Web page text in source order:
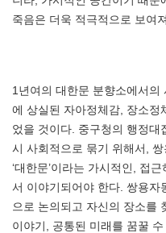
죽음은 더욱 적극적으로 보여
1년여의 대한문 분향소에서의
에 상실된 자아정체감, 장소정
었을 것이다. 중구청의 행정
시 사회적으로 묶기 위해서,
‘대한문’이라는 가시적인, 접
서 이야기되어야 한다. 쌍용자
으로 논의되고 자신의 장소를
이야기, 공통된 미래를 꿈꿀 수